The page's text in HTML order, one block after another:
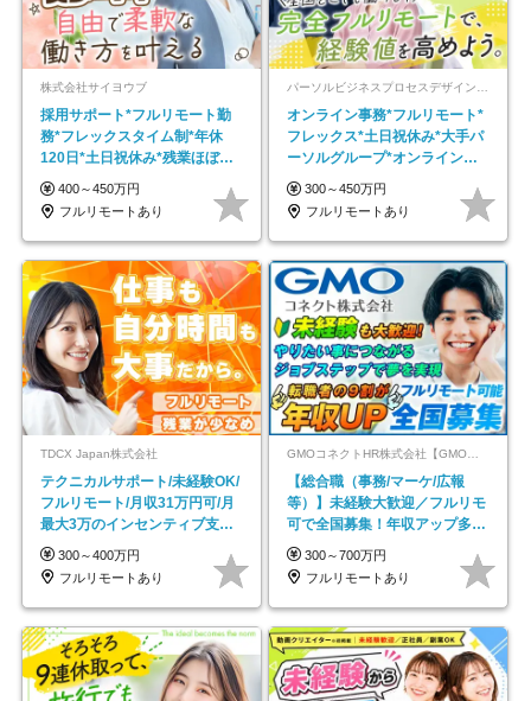
株式会社サイヨウブ
採用サポート*フルリモート勤
務*フレックスタイム制*年休
120日*土日祝休み*残業ほぼな
し*育児中社員8割以上
400～450万円
フルリモートあり
パーソルビジネスプロセスデザイン株式会社 事業開発本部
オンライン事務*フルリモート*
フレックス*土日祝休み*大手パ
ーソルグループ*オンライン面
接*30～40代活躍中
300～450万円
フルリモートあり
TDCX Japan株式会社
テクニカルサポート/未経験OK/
フルリモート/月収31万円可/月
最大3万のインセンティブ支給/
平均年齢33歳
300～400万円
フルリモートあり
GMOコネクトHR株式会社【GMOインターネットグループ】
【総合職（事務/マーケ/広報
等）】未経験大歓迎／フルリモ
可で全国募集！年収アップ多数
★年休最大130日★
300～700万円
フルリモートあり